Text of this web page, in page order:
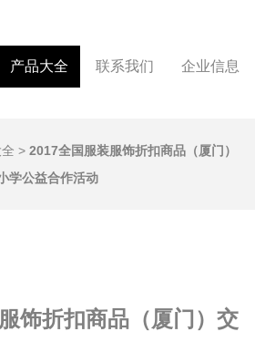
产品大全 联系我们 企业信息
> 2017全国服装服饰折扣商品（厦门）
学公益合作活动
饰折扣商品（厦门）交